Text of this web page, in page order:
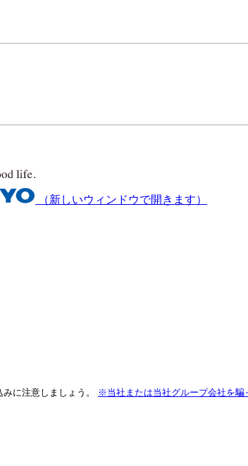
（新しいウィンドウで開きます）
に注意しましょう。 ※当社または当社グループ会社を騙